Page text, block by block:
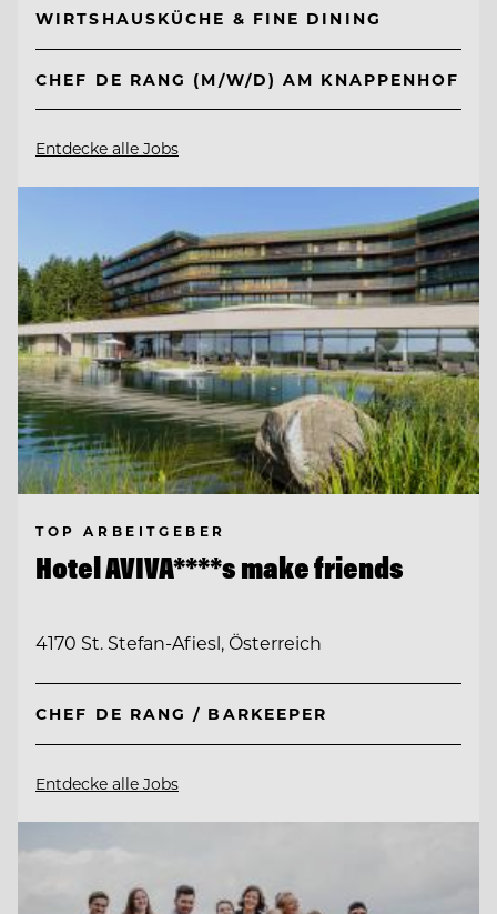
WIRTSHAUSKÜCHE & FINE DINING
CHEF DE RANG (M/W/D) AM KNAPPENHOF
Entdecke alle Jobs
TOP ARBEITGEBER
Hotel AVIVA****s make friends
4170 St. Stefan-Afiesl, Österreich
CHEF DE RANG / BARKEEPER
Entdecke alle Jobs